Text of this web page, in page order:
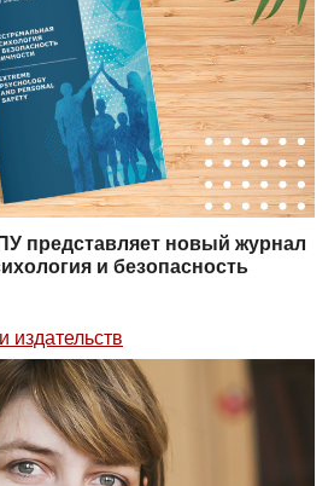
представляет новый журнал
и безопасность
издательств